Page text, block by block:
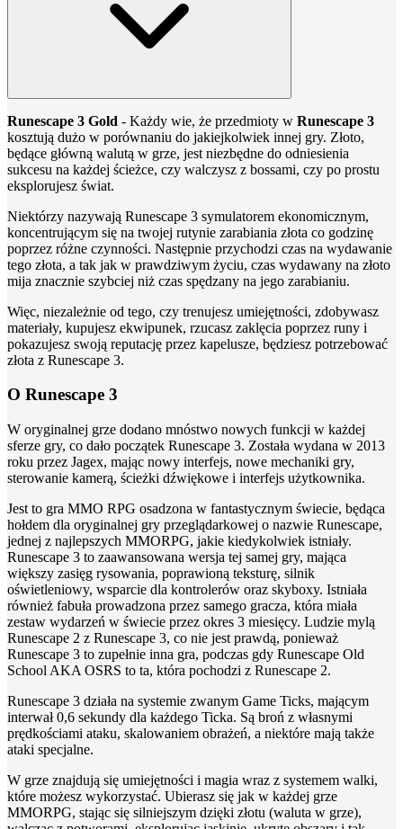
Runescape 3 Gold - Każdy wie, że przedmioty w Runescape 3
kosztują dużo w porównaniu do jakiejkolwiek innej gry. Złoto,
będące główną walutą w grze, jest niezbędne do odniesienia
sukcesu na każdej ścieżce, czy walczysz z bossami, czy po prostu
eksplorujesz świat.
Niektórzy nazywają Runescape 3 symulatorem ekonomicznym,
koncentrującym się na twojej rutynie zarabiania złota co godzinę
poprzez różne czynności. Następnie przychodzi czas na wydawanie
tego złota, a tak jak w prawdziwym życiu, czas wydawany na złoto
mija znacznie szybciej niż czas spędzany na jego zarabianiu.
Więc, niezależnie od tego, czy trenujesz umiejętności, zdobywasz
materiały, kupujesz ekwipunek, rzucasz zaklęcia poprzez runy i
pokazujesz swoją reputację przez kapelusze, będziesz potrzebować
złota z Runescape 3.
O Runescape 3
W oryginalnej grze dodano mnóstwo nowych funkcji w każdej
sferze gry, co dało początek Runescape 3. Została wydana w 2013
roku przez Jagex, mając nowy interfejs, nowe mechaniki gry,
sterowanie kamerą, ścieżki dźwiękowe i interfejs użytkownika.
Jest to gra MMO RPG osadzona w fantastycznym świecie, będąca
hołdem dla oryginalnej gry przeglądarkowej o nazwie Runescape,
jednej z najlepszych MMORPG, jakie kiedykolwiek istniały.
Runescape 3 to zaawansowana wersja tej samej gry, mająca
większy zasięg rysowania, poprawioną teksturę, silnik
oświetleniowy, wsparcie dla kontrolerów oraz skyboxy. Istniała
również fabuła prowadzona przez samego gracza, która miała
zestaw wydarzeń w świecie przez okres 3 miesięcy. Ludzie mylą
Runescape 2 z Runescape 3, co nie jest prawdą, ponieważ
Runescape 3 to zupełnie inna gra, podczas gdy Runescape Old
School AKA OSRS to ta, która pochodzi z Runescape 2.
Runescape 3 działa na systemie zwanym Game Ticks, mającym
interwał 0,6 sekundy dla każdego Ticka. Są broń z własnymi
prędkościami ataku, skalowaniem obrażeń, a niektóre mają także
ataki specjalne.
W grze znajdują się umiejętności i magia wraz z systemem walki,
które możesz wykorzystać. Ubierasz się jak w każdej grze
MMORPG, stając się silniejszym dzięki złotu (waluta w grze),